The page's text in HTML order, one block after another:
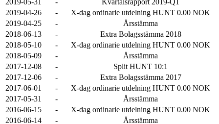
2019-05-31 -
Kvartalsrapport 2019-Q1
2019-04-26
-
X-dag ordinarie utdelning HUNT 0.00 NOK
2019-04-25
-
Årsstämma
2018-06-13
-
Extra Bolagsstämma 2018
2018-05-10
-
X-dag ordinarie utdelning HUNT 0.00 NOK
2018-05-09
-
Årsstämma
2017-12-08
-
Split HUNT 10:1
2017-12-06
-
Extra Bolagsstämma 2017
2017-06-01
-
X-dag ordinarie utdelning HUNT 0.00 NOK
2017-05-31
-
Årsstämma
2016-06-15
-
X-dag ordinarie utdelning HUNT 0.00 NOK
2016-06-14
-
Årsstämma